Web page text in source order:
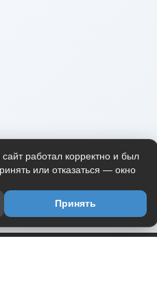
работал корректно и был
или отказаться — окно
Принять